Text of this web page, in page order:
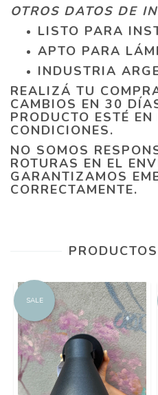
OTROS DATOS DE
LISTO PARA
APTO PARA
INDUSTRIA
REALIZÁ TU
CAMBIOS EN 30
PRODUCTO ESTÉ EN
CONDICIONES.
NO SOMOS
ROTURAS EN EL
GARANTIZAMOS
CORRECTAMENTE.
SALE